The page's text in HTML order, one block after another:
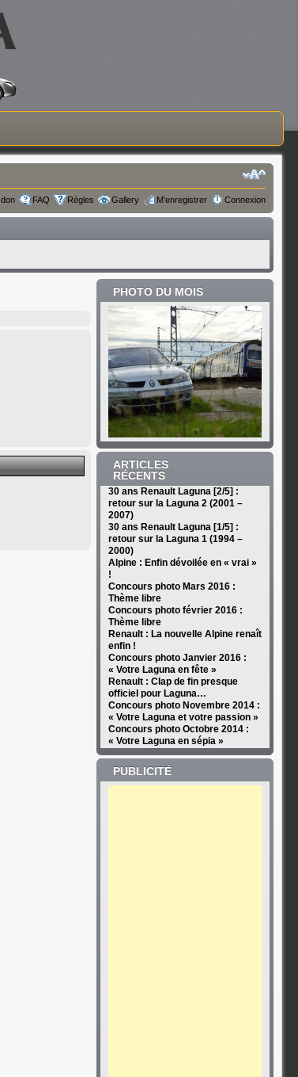
FAQ Règles Gallery M’enregistrer Connexion
PHOTO DU MOIS
ARTICLES
RÉCENTS
30 ans Renault Laguna [2/5] :
retour sur la Laguna 2 (2001 –
2007)
30 ans Renault Laguna [1/5] :
retour sur la Laguna 1 (1994 –
2000)
Alpine : Enfin dévoilée en « vrai »
!
Concours photo Mars 2016 :
Thème libre
Concours photo février 2016 :
Thème libre
Renault : La nouvelle Alpine renaît
enfin !
Concours photo Janvier 2016 :
« Votre Laguna en fête »
Renault : Clap de fin presque
officiel pour Laguna…
Concours photo Novembre 2014 :
« Votre Laguna et votre passion »
Concours photo Octobre 2014 :
« Votre Laguna en sépia »
PUBLICITÉ